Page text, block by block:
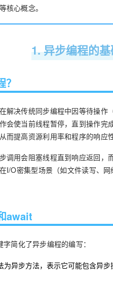
核心概念。
1. 异步编程的
解决传统同步编程中因等待操作
会使当前线程暂停，直到操作
而提高资源利用率和程序的响应性
调用会阻塞线程直到响应返回，
I/O密集型场景（如文件读写、
await
字简化了异步编程的编写：
为异步方法，表示它可能包含异步